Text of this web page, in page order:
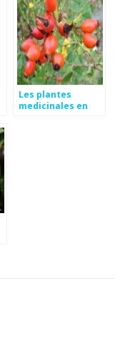
Les plantes
medicinales en